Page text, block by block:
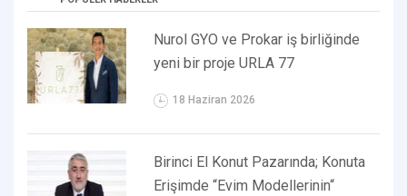
Nurol GYO ve Prokar iş birliğinde
yeni bir proje URLA 77
18 Haziran 2026
Birinci El Konut Pazarında; Konuta
Erişimde “Evim Modellerinin“